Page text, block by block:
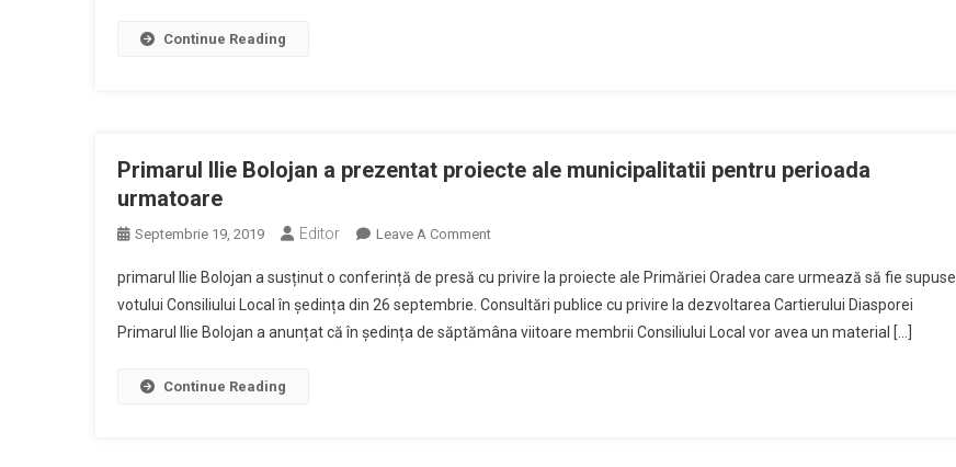
Oradea,
CJ
Continue Reading
Primarul Ilie Bolojan a prezentat proiecte ale municipalitatii pentru perioada
urmatoare
Septembrie 19, 2019 Editor Leave A CommentOn
Ilie
Bolojan
A
primarul Ilie Bolojan a susținut o conferință de presă cu privire la proiecte ale Primăriei Oradea care urmează să fie supuse
votului Consiliului Local în ședința din 26 septembrie. Consultări publice cu privire la dezvoltarea Cartierului Diasporei
Primarul Ilie Bolojan a anunțat că în ședința de săptămâna viitoare membrii Consiliului Local vor avea un material […]
Continue Reading